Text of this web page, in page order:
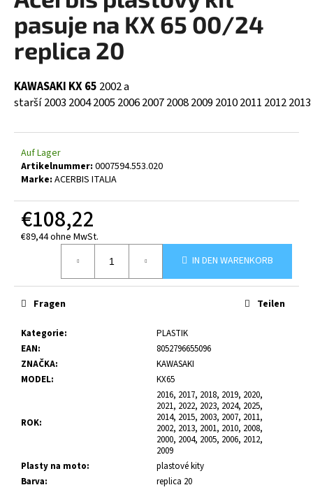
von
5
Sternen.
pasuje na KX 65 00/24
replica 20
KAWASAKI KX 65 2002 a
starší2003 20042005 2006200720082009 20102011 20122013
Auf Lager
Artikelnummer: 0007594.553.020
Marke: ACERBIS ITALIA
€108,22
€89,44 ohne MwSt.
Verkaufspreis:
IN DEN WARENKORB
Kategorie:
PLASTIK
EAN:
8052796655096
ZNAČKA:
KAWASAKI
MODEL: KX65
ROK:
2016, 2017, 2018, 2019, 2020,
2021, 2022, 2023, 2024, 2025,
2014, 2015, 2003, 2007, 2011,
2002, 2013, 2001, 2010, 2008,
2000, 2004, 2005, 2006, 2012,
2009
Plasty na moto:
plastové kity
Barva: replica 20
Fragen Teilen
SUCHEN
i
e
m
f
h
n